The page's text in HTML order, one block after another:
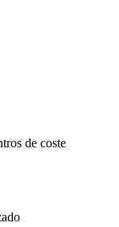
de coste